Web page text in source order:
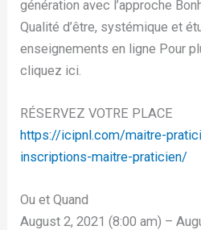
génération avec l’approche
Qualité d’être, systémique et
enseignements en ligne Pour
cliquez ici.
RÉSERVEZ VOTRE PLACE
https://icipnl.com/maitre-
inscriptions-maitre-praticien/
Ou et Quand
August 2, 2021 (8:00 am) –